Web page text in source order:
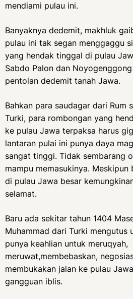
mendiami pulau ini.
Banyaknya dedemit, makhluk
pulau ini tak segan menggaggu
yang hendak tinggal di pulau
Sabdo Palon dan
pentolan dedemit tanah Jawa.
Bahkan para saudagar dari Rum
Turki, para rombongan yang
ke pulau Jawa terpaksa harus
lantaran pulai ini punya daya
sangat tinggi. Tidak sembarang
mampu memasukinya. Meskipun
di pulau Jawa besar
selamat.
Baru ada sekitar tahun 1404
Muhammad dari Turki mengutus
punya keahlian untuk meruqyah,
meruwat,membebaskan,
membukakan jalan ke pulau
gangguan iblis.